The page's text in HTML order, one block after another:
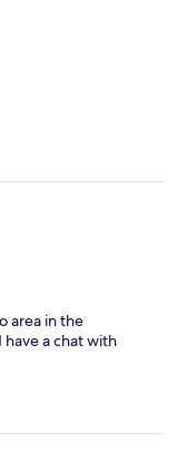
area in the
a chat with